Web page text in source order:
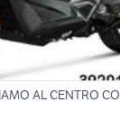
AL CENTRO